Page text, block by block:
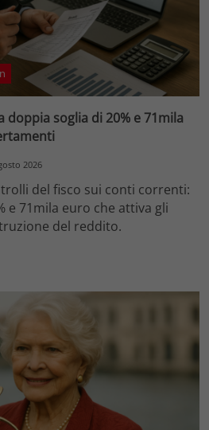
doppia soglia di 20% e 71mila
2026
del fisco sui conti correnti:
e 71mila euro che attiva gli
del reddito.